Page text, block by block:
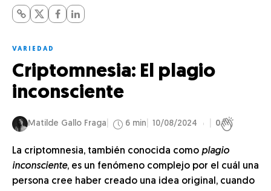
VARIEDAD
Criptomnesia: El plagio
inconsciente
Matilde Gallo Fraga 6 min 10/08/2024 0
La criptomnesia, también conocida como plagio
inconsciente, es un fenómeno complejo por el cuál una
persona cree haber creado una idea original, cuando